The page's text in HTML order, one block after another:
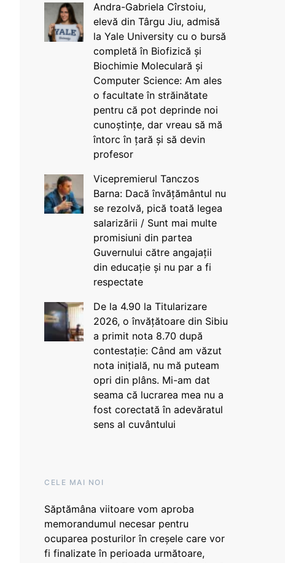
Andra-Gabriela Cîrstoiu,
elevă din Târgu Jiu, admisă
la Yale University cu o bursă
completă în Biofizică și
Biochimie Moleculară și
Computer Science: Am ales
o facultate în străinătate
pentru că pot deprinde noi
cunoștințe, dar vreau să mă
întorc în țară și să devin
profesor
Vicepremierul Tanczos
Barna: Dacă învățământul nu
se rezolvă, pică toată legea
salarizării / Sunt mai multe
promisiuni din partea
Guvernului către angajații
din educație și nu par a fi
respectate
De la 4.90 la Titularizare
2026, o învățătoare din Sibiu
a primit nota 8.70 după
contestație: Când am văzut
nota inițială, nu mă puteam
opri din plâns. Mi-am dat
seama că lucrarea mea nu a
fost corectată în adevăratul
sens al cuvântului
CELE MAI NOI
Săptămâna viitoare vom aproba
memorandumul necesar pentru
ocuparea posturilor în creșele care vor
fi finalizate în perioada următoare,